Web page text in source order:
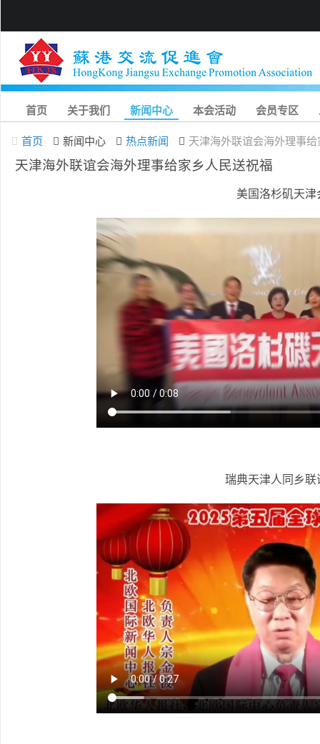
首页 关于我们 新闻中心 本会活动 会员专区
首页 新闻中心 热点新闻 天津海外联谊会海外理事
天津海外联谊会海外理事给家乡人民送祝福
美国洛杉矶天津
瑞典天津人同乡联